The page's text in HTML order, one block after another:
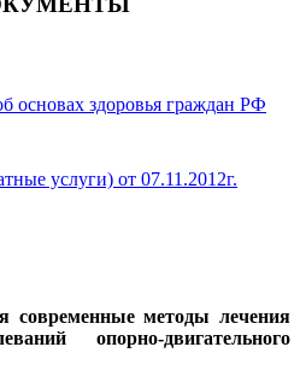
основах здоровья граждан РФ
услуги) от 07.11.2012г.
современные методы лечения
опорно-двигательного